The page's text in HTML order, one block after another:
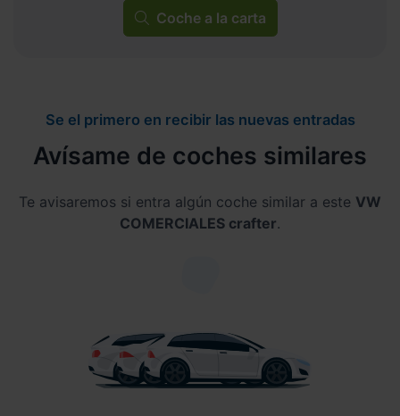
Coche a la carta
Se el primero en recibir las nuevas entradas
Avísame de coches similares
Te avisaremos si entra algún coche similar a este VW
COMERCIALES crafter.